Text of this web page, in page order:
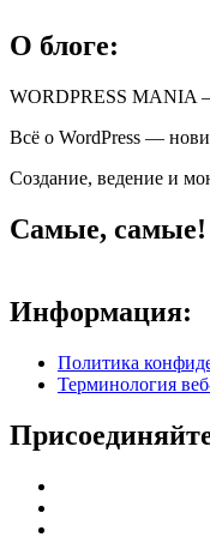
О блоге:
WORDPRESS MANIA
Всё о WordPress —
Создание, ведение и
Самые, самые!
Информация:
Политика
Терминология